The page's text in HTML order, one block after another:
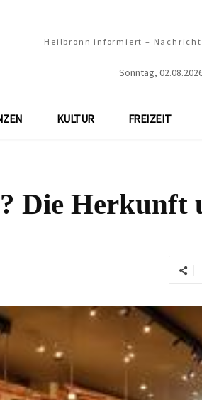
Heilbronn informiert –
Sonntag,
KULTUR FREIZEIT
Die Herkunft